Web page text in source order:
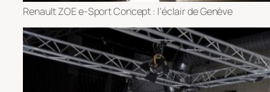
Renault ZOE e-Sport Concept : l’éclair de Genève